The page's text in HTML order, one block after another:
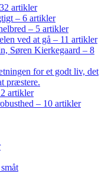
artikler
– 6 artikler
– 5 artikler
ved at gå – 11 artikler
Søren Kierkegaard – 8
for et godt liv, det
præstere.
artikler
– 10 artikler